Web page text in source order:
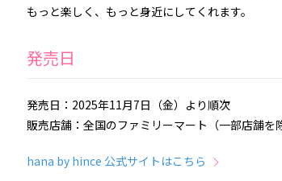
もっと楽しく、もっと身近にしてくれます。
発売日
発売日：2025年11月7日（金）より順次
販売店舗：全国のファミリーマート（一部店舗を
hana by hince 公式サイトはこちら